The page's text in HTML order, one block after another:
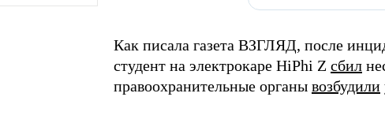
Как писала газета ВЗГЛЯД, после
студент на электрокаре HiPhi Z сбил
правоохранительные органы возбудили